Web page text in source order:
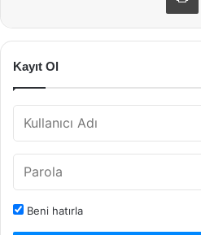
Kayıt Ol
Beni hatırla